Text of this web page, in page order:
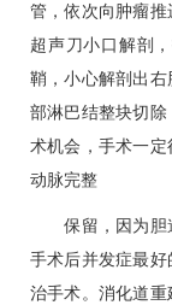
管，依次向肿瘤推
超声刀小口解剖
鞘，小心解剖出
部淋巴结整块切
术机会，手术一
动脉完整
保留，因为胆道
手术后并发症最
治手术。消化道